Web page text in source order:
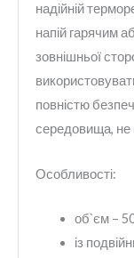
надійній
напій гарячим
зовнішньої
повністю
середовища, не
Особливості:
об`єм –
із